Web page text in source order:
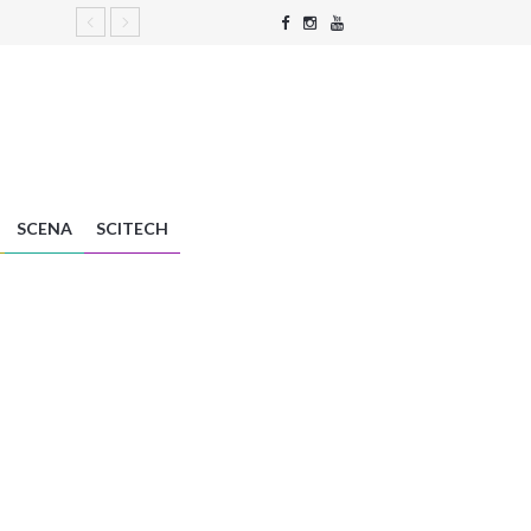
SCENA SCITECH